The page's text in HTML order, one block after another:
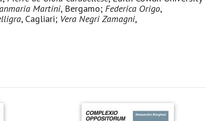
Martini, Bergamo; Federica Origo,
, Cagliari; Vera Negri Zamagni,